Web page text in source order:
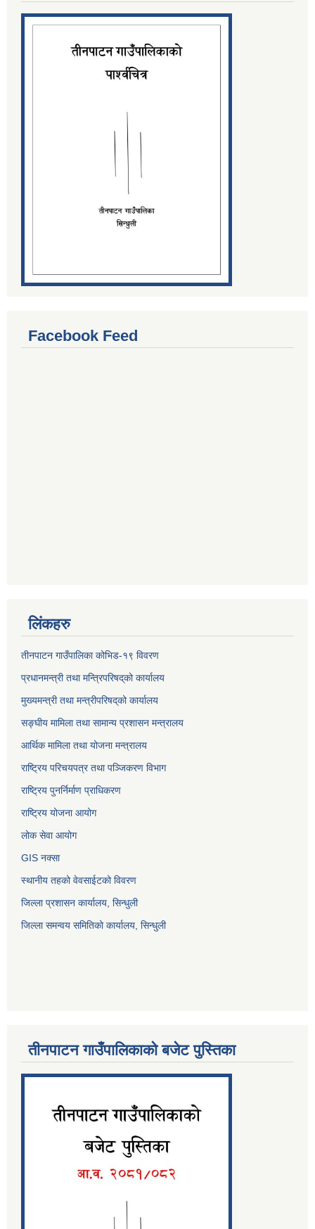
Facebook Feed
लिंकहरु
तीनपाटन गाउँपालिका कोभिड-१९ विवरण
प्रधानमन्त्री तथा मन्त्रिपरिषद्‌को कार्यालय
मुख्यमन्त्री तथा मन्त्रीपरिषद्‌को कार्यालय
सङ्घीय मामिला तथा सामान्य प्रशासन मन्त्रालय
आर्थिक मामिला तथा योजना मन्त्रालय
राष्ट्रिय परिचयपत्र तथा पञ्जिकरण विभाग
राष्ट्रिय पुनर्निर्माण प्राधिकरण
राष्ट्रिय योजना आयोग
लोक सेवा आयोग
GIS नक्सा
स्थानीय तहको वेवसाईटको विवरण
जिल्ला प्रशासन कार्यालय, सिन्धुली
जिल्ला समन्वय समितिको कार्यालय, सिन्धुली
तीनपाटन गाउँपालिकाको बजेट पुस्तिका